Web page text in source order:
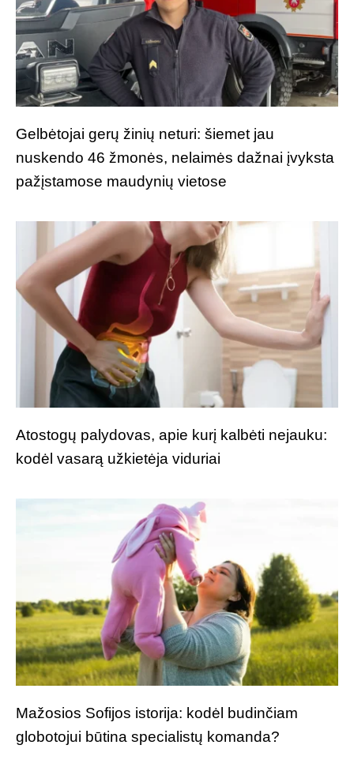
Gelbėtojai gerų žinių neturi: šiemet jau
nuskendo 46 žmonės, nelaimės dažnai įvyksta
pažįstamose maudynių vietose
Atostogų palydovas, apie kurį kalbėti nejauku:
kodėl vasarą užkietėja viduriai
Mažosios Sofijos istorija: kodėl budinčiam
globotojui būtina specialistų komanda?